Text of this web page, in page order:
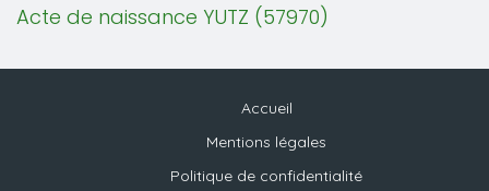
Acte de naissance YUTZ (57970)
Accueil
Mentions légales
Politique de confidentialité